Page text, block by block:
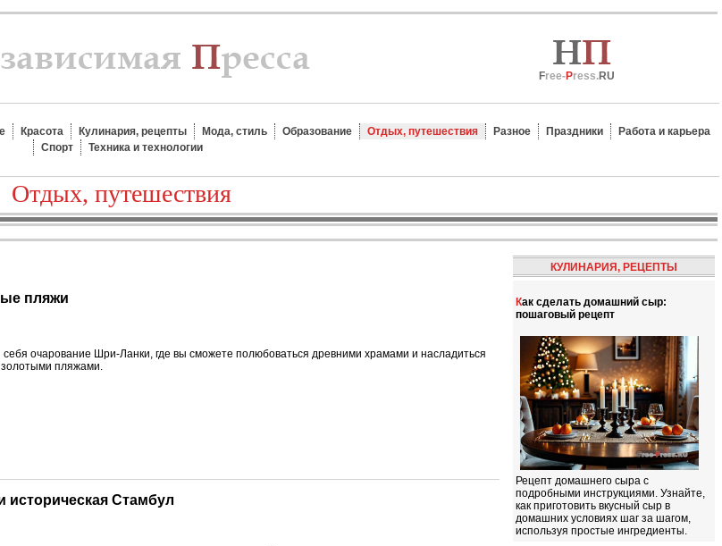
Free-Press.RU
Красота Кулинария, рецепты Мода, стиль Образование Отдых, путешествия Разное Праздники
Работа и карьера
Спорт
Техника и технологии
Отдых, путешествия
пляжи
себя очарование Шри-Ланки, где вы сможете полюбоваться древними храмами и насладиться
пляжами.
историческая Стамбул
КУЛИНАРИЯ, РЕЦЕПТЫ
Как сделать домашний сыр:
пошаговый рецепт
Рецепт домашнего сыра с
подробными инструкциями. Узнайте,
как приготовить вкусный сыр в
домашних условиях шаг за шагом,
используя простые ингредиенты.